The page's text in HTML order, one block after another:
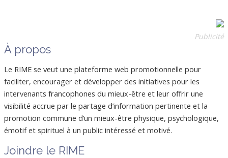
Publicité
À propos
Le RIME se veut une plateforme web promotionnelle pour
faciliter, encourager et développer des initiatives pour les
intervenants francophones du mieux-être et leur offrir une
visibilité accrue par le partage d’information pertinente et la
promotion commune d’un mieux-être physique, psychologique,
émotif et spirituel à un public intéressé et motivé.
Joindre le RIME